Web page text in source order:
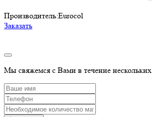
Производитель:Eurocol
Заказать
Мы свяжемся с Вами в течение